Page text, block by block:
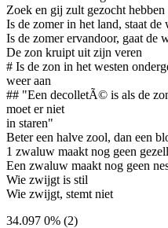
Zoek en gij zult gezocht hebben
Is de zomer in het land, staat de
Is de zomer ervandoor, gaat de
De zon kruipt uit zijn veren
# Is de zon in het westen
weer aan
## "Een decolletÃ© is als de
moet er niet
in staren"
Beter een halve zool, dan een
1 zwaluw maakt nog geen
Een zwaluw maakt nog geen
Wie zwijgt is stil
Wie zwijgt, stemt niet
34.097 0% (2)